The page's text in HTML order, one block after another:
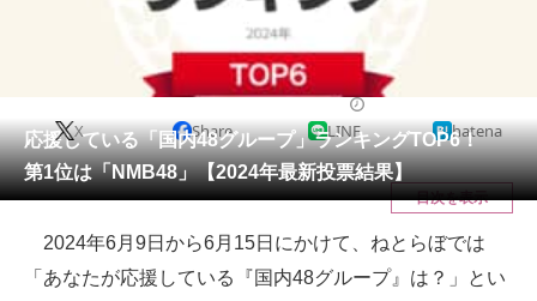
教育・育児
リサーチ
会員記事
メディア
注目記事を集めた総合ページ
ITの今と未来を見通す
応援している「国内48グループ」ランキングTOP6！
第1位は「NMB48」【2024年最新投票結果】
X Share LINE hatena
目次を表示
2024年6月9日から6月15日にかけて、ねとらぼでは
「あなたが応援している『国内48グループ』は？」とい